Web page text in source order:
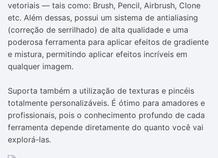
vetoriais — tais como: Brush, Pencil, Airbrush, Clone
etc. Além dessas, possui um sistema de antialiasing
(correção de serrilhado) de alta qualidade e uma
poderosa ferramenta para aplicar efeitos de gradiente
e mistura, permitindo aplicar efeitos incríveis em
qualquer imagem.
Suporta também a utilização de texturas e pincéis
totalmente personalizáveis. É ótimo para amadores e
profissionais, pois o conhecimento profundo de cada
ferramenta depende diretamente do quanto você vai
explorá-las.